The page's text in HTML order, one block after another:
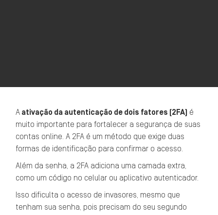
A ativação da autenticação de dois fatores (2FA) é
muito importante para fortalecer a segurança de suas
contas online. A 2FA é um método que exige duas
formas de identificação para confirmar o acesso.
Além da senha, a 2FA adiciona uma camada extra,
como um código no celular ou aplicativo autenticador.
Isso dificulta o acesso de invasores, mesmo que
tenham sua senha, pois precisam do seu segundo